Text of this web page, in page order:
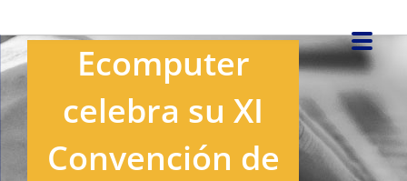
al
contenido
Ecomputer
celebra su XI
Convención de